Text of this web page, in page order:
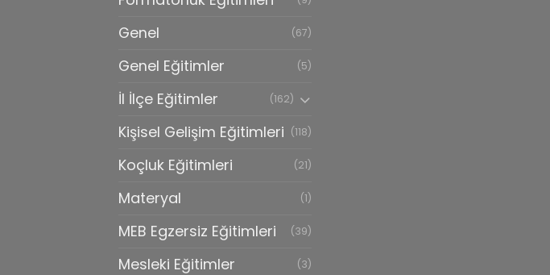
Genel (67)
Genel Eğitimler (5)
İl İlçe Eğitimler (162)
Kişisel Gelişim Eğitimleri (118)
Koçluk Eğitimleri (21)
Materyal (1)
MEB Egzersiz Eğitimleri (39)
Mesleki Eğitimler (3)